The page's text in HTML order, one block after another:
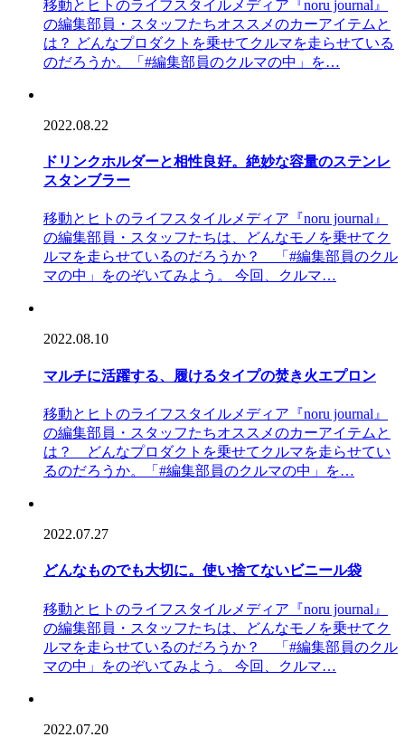
移動とヒトのライフスタイルメディア『noru journal』
の編集部員・スタッフたちオススメのカーアイテムと
は？ どんなプロダクトを乗せてクルマを走らせている
のだろうか。「#編集部員のクルマの中」を…
2022.08.22
ドリンクホルダーと相性良好。絶妙な容量のステンレ
スタンブラー
移動とヒトのライフスタイルメディア『noru journal』
の編集部員・スタッフたちは、どんなモノを乗せてク
ルマを走らせているのだろうか？ 「#編集部員のクル
マの中」をのぞいてみよう。 今回、クルマ…
2022.08.10
マルチに活躍する、履けるタイプの焚き火エプロン
移動とヒトのライフスタイルメディア『noru journal』
の編集部員・スタッフたちオススメのカーアイテムと
は？ どんなプロダクトを乗せてクルマを走らせてい
るのだろうか。「#編集部員のクルマの中」を…
2022.07.27
どんなものでも大切に。使い捨てないビニール袋
移動とヒトのライフスタイルメディア『noru journal』
の編集部員・スタッフたちは、どんなモノを乗せてク
ルマを走らせているのだろうか？ 「#編集部員のクル
マの中」をのぞいてみよう。 今回、クルマ…
2022.07.20